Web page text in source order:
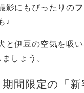
影にもぴったりの
♩
と伊豆の空気を吸
しょう。
間限定の「